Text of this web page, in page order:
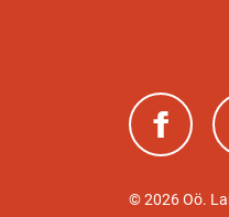
(neues
© 2026 Oö.